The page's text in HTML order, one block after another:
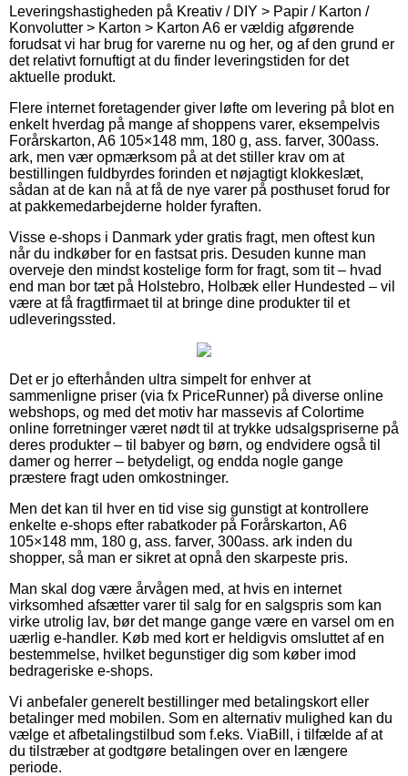
Leveringshastigheden på Kreativ / DIY > Papir / Karton /
Konvolutter > Karton > Karton A6 er vældig afgørende
forudsat vi har brug for varerne nu og her, og af den grund er
det relativt fornuftigt at du finder leveringstiden for det
aktuelle produkt.
Flere internet foretagender giver løfte om levering på blot en
enkelt hverdag på mange af shoppens varer, eksempelvis
Forårskarton, A6 105×148 mm, 180 g, ass. farver, 300ass.
ark, men vær opmærksom på at det stiller krav om at
bestillingen fuldbyrdes forinden et nøjagtigt klokkeslæt,
sådan at de kan nå at få de nye varer på posthuset forud for
at pakkemedarbejderne holder fyraften.
Visse e-shops i Danmark yder gratis fragt, men oftest kun
når du indkøber for en fastsat pris. Desuden kunne man
overveje den mindst kostelige form for fragt, som tit – hvad
end man bor tæt på Holstebro, Holbæk eller Hundested – vil
være at få fragtfirmaet til at bringe dine produkter til et
udleveringssted.
Det er jo efterhånden ultra simpelt for enhver at
sammenligne priser (via fx PriceRunner) på diverse online
webshops, og med det motiv har massevis af Colortime
online forretninger været nødt til at trykke udsalgspriserne på
deres produkter – til babyer og børn, og endvidere også til
damer og herrer – betydeligt, og endda nogle gange
præstere fragt uden omkostninger.
Men det kan til hver en tid vise sig gunstigt at kontrollere
enkelte e-shops efter rabatkoder på Forårskarton, A6
105×148 mm, 180 g, ass. farver, 300ass. ark inden du
shopper, så man er sikret at opnå den skarpeste pris.
Man skal dog være årvågen med, at hvis en internet
virksomhed afsætter varer til salg for en salgspris som kan
virke utrolig lav, bør det mange gange være en varsel om en
uærlig e-handler. Køb med kort er heldigvis omsluttet af en
bestemmelse, hvilket begunstiger dig som køber imod
bedrageriske e-shops.
Vi anbefaler generelt bestillinger med betalingskort eller
betalinger med mobilen. Som en alternativ mulighed kan du
vælge et afbetalingstilbud som f.eks. ViaBill, i tilfælde af at
du tilstræber at godtgøre betalingen over en længere
periode.